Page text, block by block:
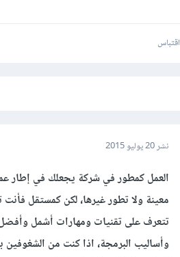
اقتباس
نشر20 يوليو 2015
العمل كمطور في شركة يجعلك في إطار
معينة ولا تطور غيرها، لكن كمستقل
تتعرف على تقنيات ومهارات أشمل
وأساليب البرمجة، اذا كنت من الشغوفين